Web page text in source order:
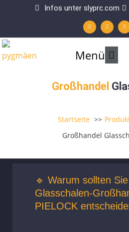
springen
Infos unter slyprc.com
h
a
t
s
p
a
c
e
b
o
f
o
u
t
u
Menü
Großhandel
Startseite
Großhandel
🔹 Warum sollten
Glasschalen-
PIELOCK